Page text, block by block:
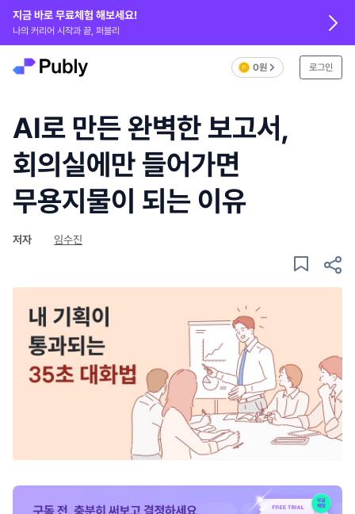
지금 바로 무료체험 해보세요!
나의 커리어 시작과 끝, 퍼블리
0원 로그인
AI로 만든 완벽한 보고서,
회의실에만 들어가면
무용지물이 되는 이유
저자 임수진